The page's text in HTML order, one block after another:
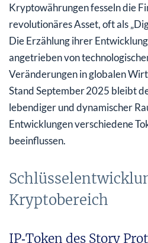
Kryptowährungen fesseln die
revolutionäres Asset, oft als
Die Erzählung ihrer
angetrieben von
Veränderungen in globalen
Stand September 2025 bleibt
lebendiger und dynamischer
Entwicklungen verschiedene
beeinflussen.
Kryptobereich
IP‑Token des Story